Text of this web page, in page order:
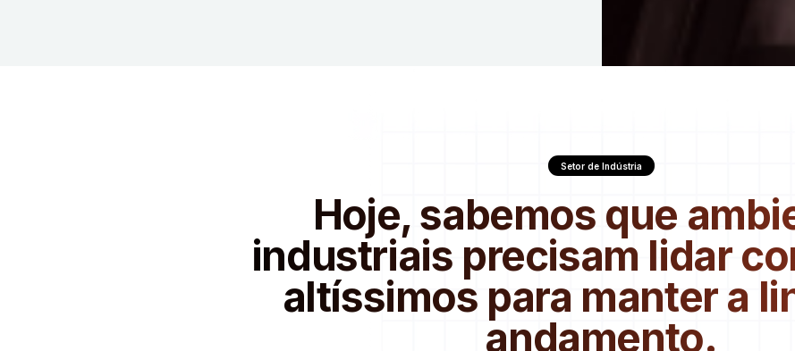
Setor de Indústria
Hoje, sabemos que
industriais precisam lidar
altíssimos para manter a
andamento.